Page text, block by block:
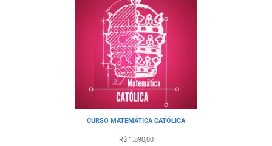
CURSO MATEMÁTICA CATÓLICA
R$1.890,00